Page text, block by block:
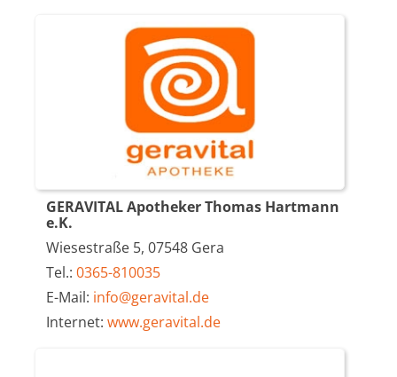
GERAVITAL Apotheker Thomas Hartmann
e.K.
Wiesestraße 5, 07548 Gera
Tel.:0365-810035
E-Mail: info@geravital.de
Internet:www.geravital.de